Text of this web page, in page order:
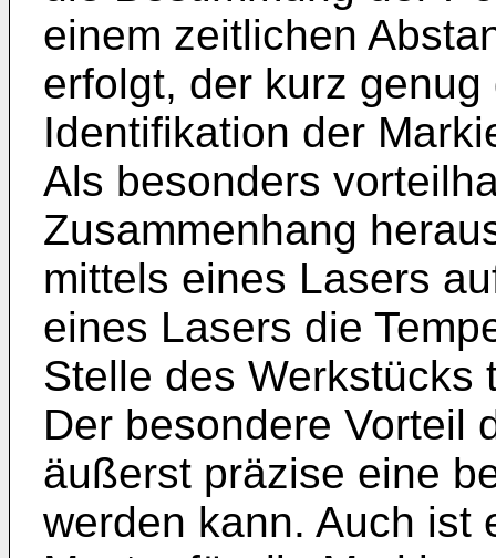
einem zeitlichen
erfolgt, der kurz
Identifikation der
Als besonders
Zusammenhang
mittels eines Lasers
eines Lasers die
Stelle des Werkstücks
Der besondere Vorteil
äußerst präzise eine
werden kann. Auch ist